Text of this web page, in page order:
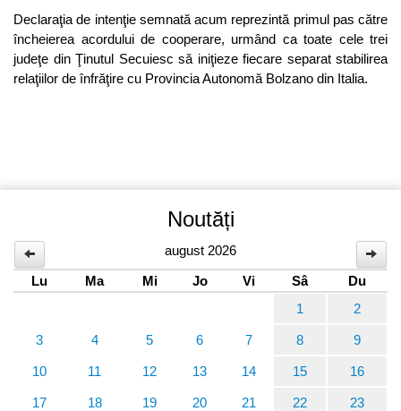
Declaraţia de intenţie semnată acum reprezintă primul pas către
încheierea acordului de cooperare, urmând ca toate cele trei
judeţe din Ţinutul Secuiesc să iniţieze fiecare separat stabilirea
relaţiilor de înfrăţire cu Provincia Autonomă Bolzano din Italia.
Noutăți
august 2026
Lu
Ma Mi Jo Vi Sâ
Du
1
2
3 4 5 6 7 8 9
10 11 12 13 14 15 16
17 18 19 20 21 22 23